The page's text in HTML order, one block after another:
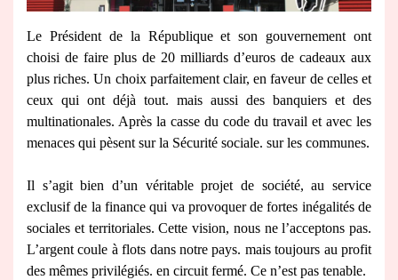
Le Président de la République et son gouvernement ont
choisi de faire plus de 20 milliards d’euros de cadeaux aux
plus riches. Un choix parfaitement clair, en faveur de celles et
ceux qui ont déjà tout. mais aussi des banquiers et des
multinationales. Après la casse du code du travail et avec les
menaces qui pèsent sur la Sécurité sociale. sur les communes.
Il s’agit bien d’un véritable projet de société, au service
exclusif de la finance qui va provoquer de fortes inégalités de
sociales et territoriales. Cette vision, nous ne l’acceptons pas.
L’argent coule à flots dans notre pays. mais toujours au profit
des mêmes privilégiés. en circuit fermé. Ce n’est pas tenable.